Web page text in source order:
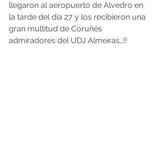
llegaron al aeropuerto de Alvedro en
la tarde del día 27 y los recibieron una
gran multitud de Coruñés
admiradores del UDJ Almeiras…!!